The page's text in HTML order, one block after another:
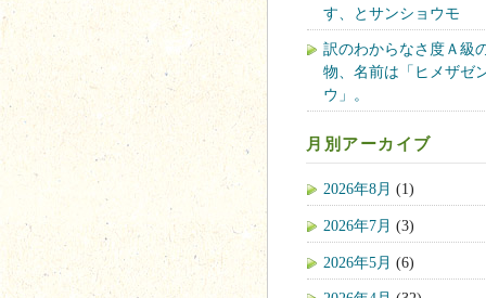
す、とサンショウモ
訳のわからなさ度Ａ級
物、名前は「ヒメザゼ
ウ」。
月別アーカイブ
2026年8月 (1)
2026年7月 (3)
2026年5月 (6)